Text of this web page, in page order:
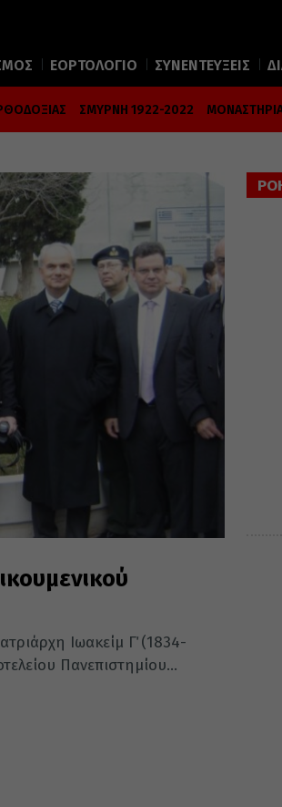
ΕΟΡΤΟΛΟΓΙΟ ΣΥΝΕΝΤΕΥΞΕΙΣ
ΣΜΥΡΝΗ 1922-2022
Ιωακείμ Γ΄ (1834-
Πανεπιστημίου...